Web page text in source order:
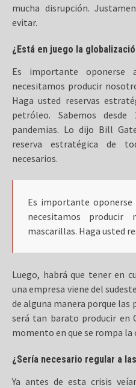
mucha disrupción.
evitar.
¿Está en juego la
Es importante oponerse
necesitamos producir
Haga usted reservas
petróleo. Sabemos
pandemias. Lo dijo Bill
reserva estratégica de
necesarios.
Es importante
necesitamos producir
mascarillas. Haga usted
Luego, habrá que tener en
una empresa viene del
de alguna manera porque las
será tan barato producir en
momento en que se rompa la
¿Sería necesario regular a
Ya antes de esta crisis